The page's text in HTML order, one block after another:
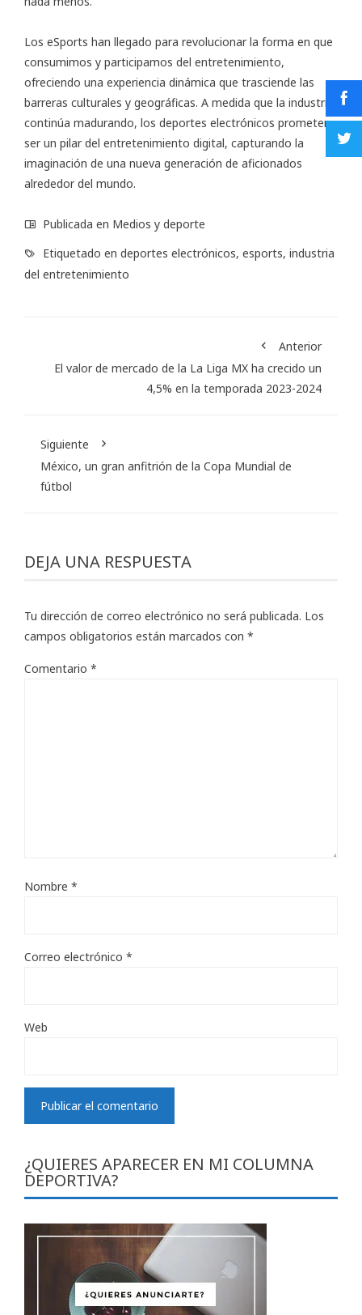
Los eSports han llegado para revolucionar la forma en que
consumimos y participamos del entretenimiento,
ofreciendo una experiencia dinámica que trasciende las
barreras culturales y geográficas. A medida que la industria
continúa madurando, los deportes electrónicos prometen
ser un pilar del entretenimiento digital, capturando la
imaginación de una nueva generación de aficionados
alrededor del mundo.
Publicada en Medios y deporte
Etiquetado en deportes electrónicos, esports, industria
del entretenimiento
Anterior
El valor de mercado de la La Liga MX ha crecido un
4,5% en la temporada 2023-2024
Siguiente
México, un gran anfitrión de la Copa Mundial de
fútbol
DEJA UNA RESPUESTA
Tu dirección de correo electrónico no será publicada. Los
campos obligatorios están marcados con *
Comentario *
Nombre *
Correo electrónico *
Web
¿QUIERES APARECER EN MI COLUMNA
DEPORTIVA?